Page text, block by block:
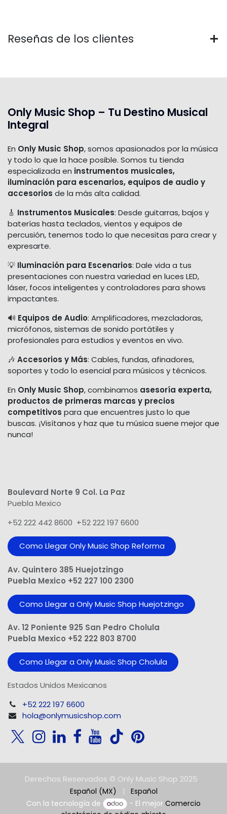
Reseñas de los clientes
Only Music Shop – Tu Destino Musical
Integral
En Only Music Shop, somos apasionados por la música
y todo lo que la hace posible. Somos tu tienda
especializada en instrumentos musicales,
iluminación para escenarios, equipos de audio y
accesorios de la más alta calidad.
🎸 Instrumentos Musicales: Desde guitarras, bajos y
baterías hasta teclados, vientos y equipos de
percusión, tenemos todo lo que necesitas para crear y
expresarte.
💡 Iluminación para Escenarios: Dale vida a tus
presentaciones con nuestra variedad en luces LED,
láser, focos inteligentes y controladores para shows
impactantes.
🔊 Equipos de Audio: Amplificadores, mezcladoras,
micrófonos, sistemas de sonido portátiles y
profesionales para estudios y eventos en vivo.
🎶 Accesorios y Más: Cables, fundas, afinadores,
soportes y todo lo esencial para músicos y técnicos.
En Only Music Shop, combinamos asesoría experta,
productos de primeras marcas y precios
competitivos para que encuentres justo lo que
buscas. ¡Visítanos y haz que tu música suene mejor que
nunca!
Boulevard Norte 9 Col. La Paz
Puebla Mexico
+52 222 442 8600 +52 222 197 6600
Como Llegar Only Music Shop​ Reforma
Av. Quintero 385 Huejotzingo
Puebla Mexico +52 227 100 2300
Como Llegar a Only Music Shop Huejotzingo
Av. 12 Poniente 925 San Pedro Cholula
Puebla Mexico +52 222 803 8700
Como Llegar a Only Music Shop Cholula
Estados Unidos Mexicanos
+52 222 197 6600
hola@onlymusicshop.com
Derechos Reservados © Only Music Shop 2025
Español (MX) |
Español
Con la tecnología de
- El mejorComercio